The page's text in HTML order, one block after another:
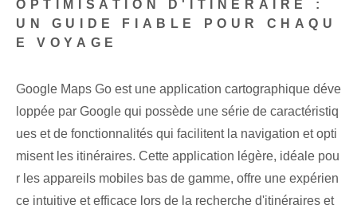
OPTIMISATION D'ITINÉRAIRE :
UN GUIDE FIABLE POUR CHAQU
E VOYAGE
Google Maps Go est une application cartographique déve
loppée par Google qui possède une série de caractéristiq
ues et de fonctionnalités qui facilitent la navigation et opti
misent les itinéraires. Cette application légère, idéale pou
r les appareils mobiles bas de gamme, offre une expérien
ce intuitive et efficace lors de la recherche d'itinéraires et